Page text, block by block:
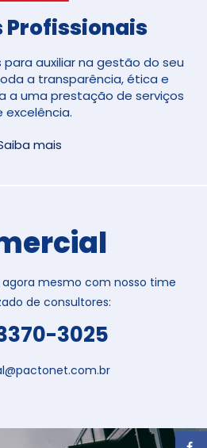
Profissionais
para auxiliar na gestão do seu
a transparência, ética e
a uma prestação de serviços
excelência.
mais
mesmo com nosso time
de consultores:
3025